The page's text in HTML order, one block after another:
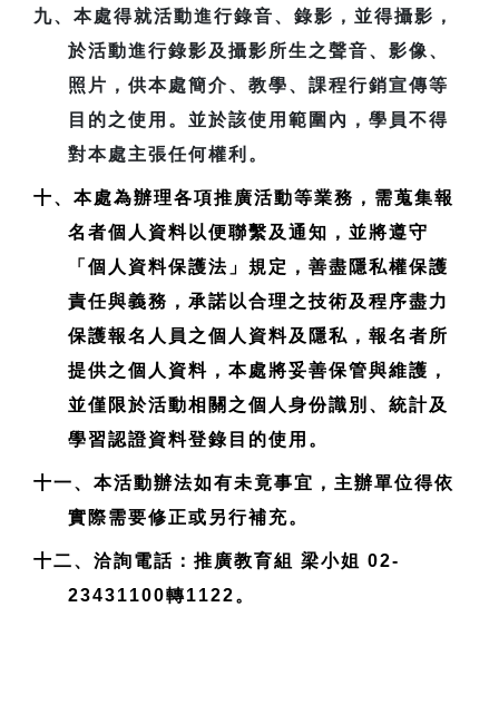
九、本處得就活動進行錄音、錄影，並得攝影，
於活動進行錄影及攝影所生之聲音、影像、
照片，供本處簡介、教學、課程行銷宣傳等
目的之使用。並於該使用範圍內，學員不得
對本處主張任何權利。
十、本處為辦理各項推廣活動等業務，需蒐集報
名者個人資料以便聯繫及通知，並將遵守
「個人資料保護法」規定，善盡隱私權保護
責任與義務，承諾以合理之技術及程序盡力
保護報名人員之個人資料及隱私，報名者所
提供之個人資料，本處將妥善保管與維護，
並僅限於活動相關之個人身份識別、統計及
學習認證資料登錄目的使用。
十一、本活動辦法如有未竟事宜，主辦單位得依
實際需要修正或另行補充。
十二、洽詢電話：推廣教育組 梁小姐 02-
23431100轉1122。